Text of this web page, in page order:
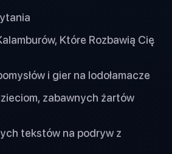
Które Rozbawią Cię
i gier na lodołamacze
zabawnych żartów
tekstów na podryw z